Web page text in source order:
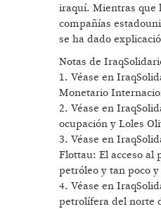
iraquí. Mientras que
compañías
se ha dado
Notas de
1. Véase en
Monetario
2. Véase en
ocupación y Loles
3. Véase en
Flottau: El acceso al
petróleo y tan poco
4. Véase en
petrolífera del norte